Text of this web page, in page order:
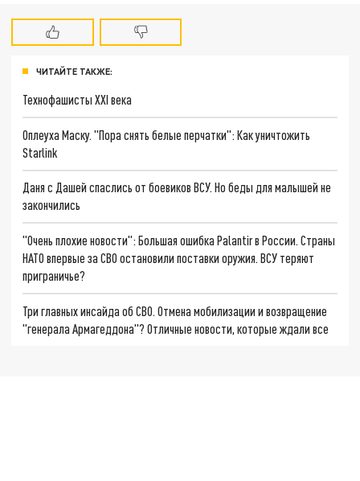
ЧИТАЙТЕ ТАКЖЕ:
Технофашисты XXI века
Оплеуха Маску. "Пора снять белые перчатки": Как уничтожить
Starlink
Даня с Дашей спаслись от боевиков ВСУ. Но беды для малышей не
закончились
"Очень плохие новости": Большая ошибка Palantir в России. Страны
НАТО впервые за СВО остановили поставки оружия. ВСУ теряют
приграничье?
Три главных инсайда об СВО. Отмена мобилизации и возвращение
"генерала Армагеддона"? Отличные новости, которые ждали все